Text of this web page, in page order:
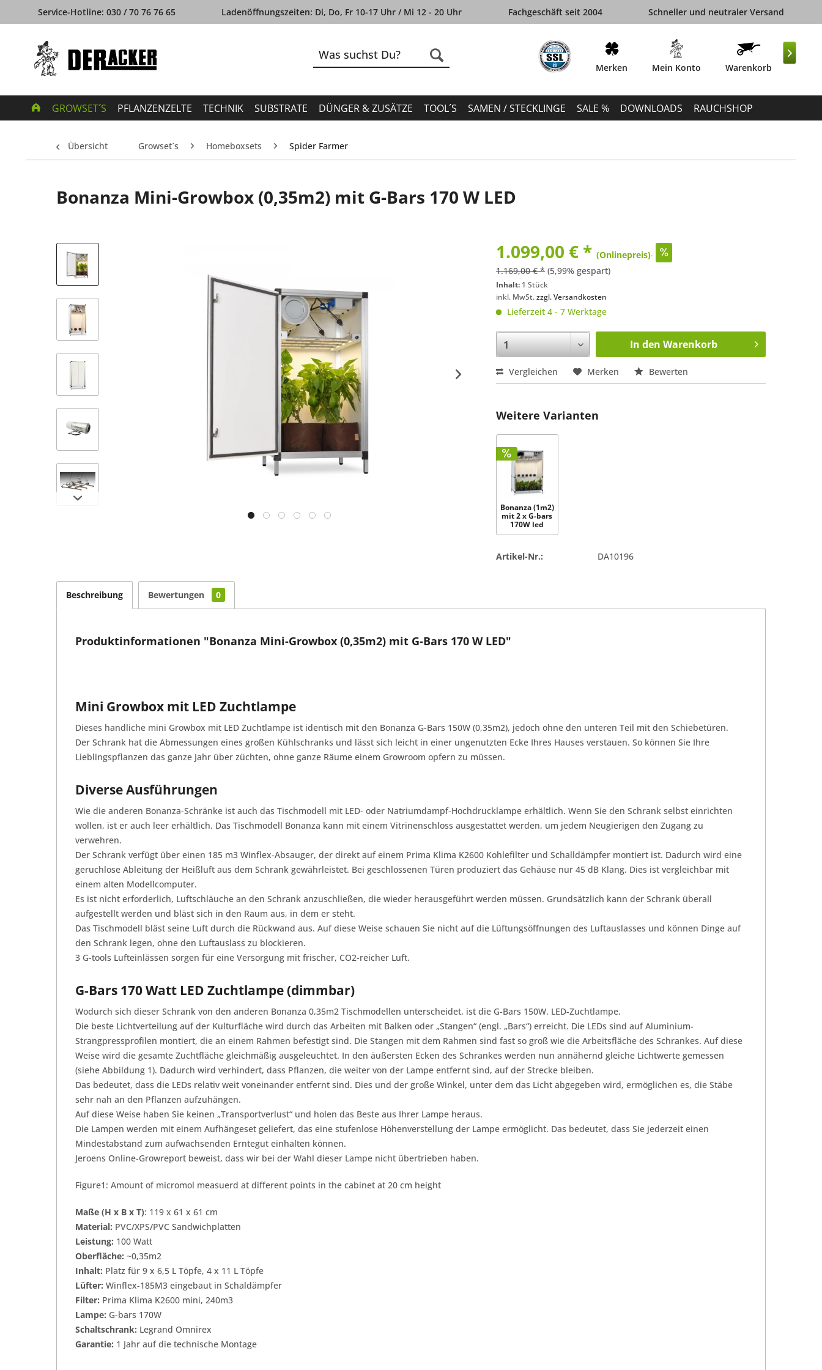
Service-Hotline: 030 / 70 76 76 65 Ladenöffnungszeiten: Di, Do, Fr 10-17 Uhr / Mi 12 - 20 Uhr Fachgeschäft seit 2004 Schneller und neutraler Versand
Merken Mein Konto Warenkorb
GROWSET´S PFLANZENZELTE TECHNIK SUBSTRATE DÜNGER & ZUSÄTZE TOOL´S SAMEN / STECKLINGE SALE % DOWNLOADS RAUCHSHOP

Übersicht Growset´s Homeboxsets Spider Farmer
Bonanza Mini-Growbox (0,35m2) mit G-Bars 170 W LED
1.099,00 € *(Onlinepreis)
1.169,00 € * (5,99% gespart)
Inhalt: 1 Stück
inkl. MwSt.zzgl. Versandkosten
Lieferzeit 4 - 7 Werktage
In den Warenkorb
Vergleichen Merken Bewerten
Weitere Varianten
Bonanza (1m2)
mit 2 x G-bars
170W led
Artikel-Nr.: DA10196
Beschreibung Bewertungen 0
Produktinformationen "Bonanza Mini-Growbox (0,35m2) mit G-Bars 170 W LED"
Mini Growbox mit LED Zuchtlampe
Dieses handliche mini Growbox mit LED Zuchtlampe ist identisch mit den Bonanza G-Bars 150W (0,35m2), jedoch ohne den unteren Teil mit den Schiebetüren.
Der Schrank hat die Abmessungen eines großen Kühlschranks und lässt sich leicht in einer ungenutzten Ecke Ihres Hauses verstauen. So können Sie Ihre
Lieblingspflanzen das ganze Jahr über züchten, ohne ganze Räume einem Growroom opfern zu müssen.
Diverse Ausführungen
Wie die anderen Bonanza-Schränke ist auch das Tischmodell mit LED- oder Natriumdampf-Hochdrucklampe erhältlich. Wenn Sie den Schrank selbst einrichten
wollen, ist er auch leer erhältlich. Das Tischmodell Bonanza kann mit einem Vitrinenschloss ausgestattet werden, um jedem Neugierigen den Zugang zu
verwehren.
Der Schrank verfügt über einen 185 m3 Winflex-Absauger, der direkt auf einem Prima Klima K2600 Kohlefilter und Schalldämpfer montiert ist. Dadurch wird eine
geruchlose Ableitung der Heißluft aus dem Schrank gewährleistet. Bei geschlossenen Türen produziert das Gehäuse nur 45 dB Klang. Dies ist vergleichbar mit
einem alten Modellcomputer.
Es ist nicht erforderlich, Luftschläuche an den Schrank anzuschließen, die wieder herausgeführt werden müssen. Grundsätzlich kann der Schrank überall
aufgestellt werden und bläst sich in den Raum aus, in dem er steht.
Das Tischmodell bläst seine Luft durch die Rückwand aus. Auf diese Weise schauen Sie nicht auf die Lüftungsöffnungen des Luftauslasses und können Dinge auf
den Schrank legen, ohne den Luftauslass zu blockieren.
3 G-tools Lufteinlässen sorgen für eine Versorgung mit frischer, CO2-reicher Luft.
G-Bars 170 Watt LED Zuchtlampe (dimmbar)
Wodurch sich dieser Schrank von den anderen Bonanza 0,35m2 Tischmodellen unterscheidet, ist die G-Bars 150W. LED-Zuchtlampe.
Die beste Lichtverteilung auf der Kulturfläche wird durch das Arbeiten mit Balken oder „Stangen“ (engl. „Bars“) erreicht. Die LEDs sind auf Aluminium-
Strangpressprofilen montiert, die an einem Rahmen befestigt sind. Die Stangen mit dem Rahmen sind fast so groß wie die Arbeitsfläche des Schrankes. Auf diese
Weise wird die gesamte Zuchtfläche gleichmäßig ausgeleuchtet. In den äußersten Ecken des Schrankes werden nun annähernd gleiche Lichtwerte gemessen
(siehe Abbildung 1). Dadurch wird verhindert, dass Pflanzen, die weiter von der Lampe entfernt sind, auf der Strecke bleiben.
Das bedeutet, dass die LEDs relativ weit voneinander entfernt sind. Dies und der große Winkel, unter dem das Licht abgegeben wird, ermöglichen es, die Stäbe
sehr nah an den Pflanzen aufzuhängen.
Auf diese Weise haben Sie keinen „Transportverlust“ und holen das Beste aus Ihrer Lampe heraus.
Die Lampen werden mit einem Aufhängeset geliefert, das eine stufenlose Höhenverstellung der Lampe ermöglicht. Das bedeutet, dass Sie jederzeit einen
Mindestabstand zum aufwachsenden Erntegut einhalten können.
Jeroens Online-Growreport beweist, dass wir bei der Wahl dieser Lampe nicht übertrieben haben.
Figure1: Amount of micromol measuerd at different points in the cabinet at 20 cm height
Maße (H x B x T): 119 x 61 x 61 cm
Material: PVC/XPS/PVC Sandwichplatten
Leistung: 100 Watt
Oberfläche: ~0,35m2
Inhalt: Platz für 9 x 6,5 L Töpfe, 4 x 11 L Töpfe
Lüfter: Winflex-185M3 eingebaut in Schaldämpfer
Filter: Prima Klima K2600 mini, 240m3
Lampe: G-bars 170W
Schaltschrank: Legrand Omnirex
Garantie: 1 Jahr auf die technische Montage